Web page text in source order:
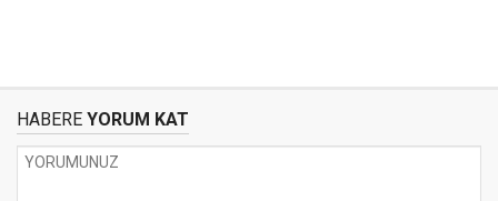
HABERE YORUM KAT